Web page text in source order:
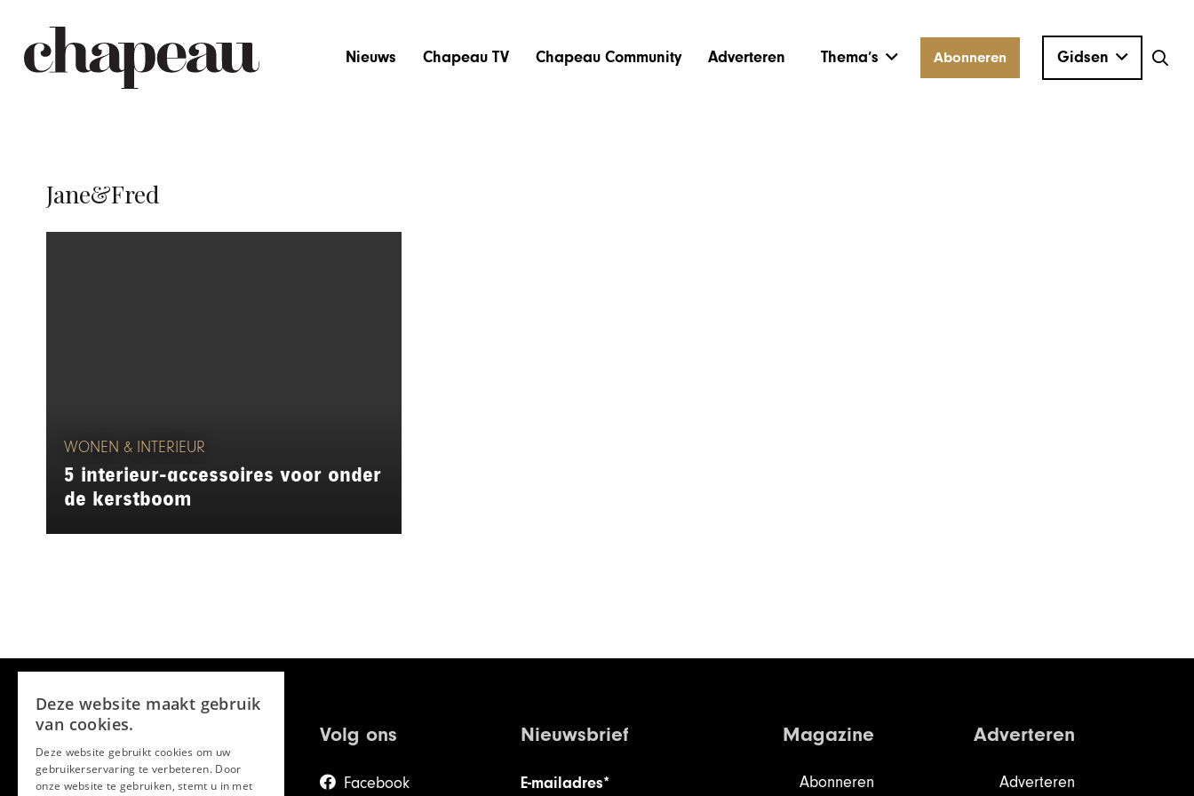
Nieuws Chapeau TV Chapeau Community Adverteren Thema’s Abonneren Gidsen
Jane&Fred
WONEN & INTERIEUR
5 interieur-accessoires voor onder
de kerstboom
Volg ons
Facebook
Nieuwsbrief
E-mailadres*
Magazine
Abonneren
Adverteren
Adverteren
Deze website maakt gebruik
van cookies.
Deze website gebruikt cookies om uw
gebruikerservaring te verbeteren. Door
onze website te gebruiken, stemt u in met